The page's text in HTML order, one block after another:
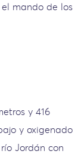
mando de los
y 416
y oxigenado
Jordán con